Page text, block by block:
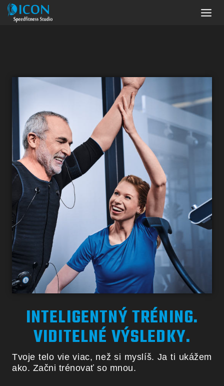
INTELIGENTNÝ TRÉNING.
VIDITELNÉ VÝSLEDKY.
Tvoje telo vie viac, než si myslíš. Ja ti ukážem
ako. Začni trénovať so mnou.